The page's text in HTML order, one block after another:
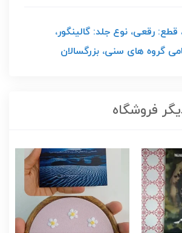
قطع: رقعی، نوع جلد: گالینگور،
گروه های سنی، بزرگسالان
فروشگاه